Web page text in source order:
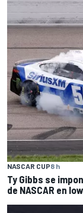
NASCAR CUP8 h
Ty Gibbs se
de NASCAR en